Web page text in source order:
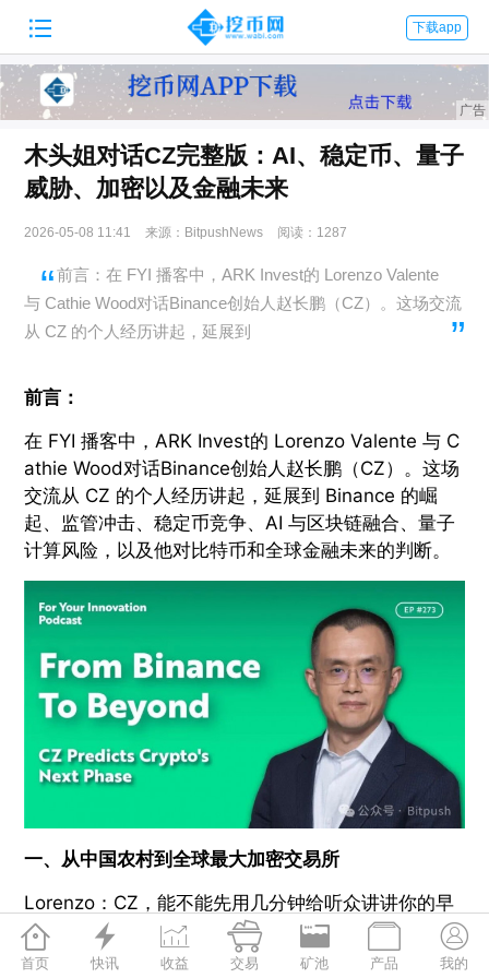
 下载app
木头姐对话CZ完整版：AI、稳定币、量子
威胁、加密以及金融未来
2026-05-08 11:41 来源：BitpushNews 阅读：1287
前言：在 FYI 播客中，ARK Invest的 Lorenzo Valente
与 Cathie Wood对话Binance创始人赵长鹏（CZ）。这场交流
从 CZ 的个人经历讲起，延展到
前言：
在 FYI 播客中， ARK Invest的 Lorenzo Valente 与 C
athie Wood对话Binance创始人赵长鹏（CZ）。这场
交流从 CZ 的个人经历讲起，延展到 Binance 的崛
起、监管冲击、稳定币竞争、AI 与区块链融合、量子
计算风险，以及他对比特币和全球金融未来的判断。
一、从中国农村到全球最大加密交易所
Lorenzo：CZ，能不能先用几分钟给听众讲讲你的早
年经历？包括你是怎么进入加密行业、后来又怎样创
办 Binance 的。

首页

快讯

收益

交易

矿池

产品

我的